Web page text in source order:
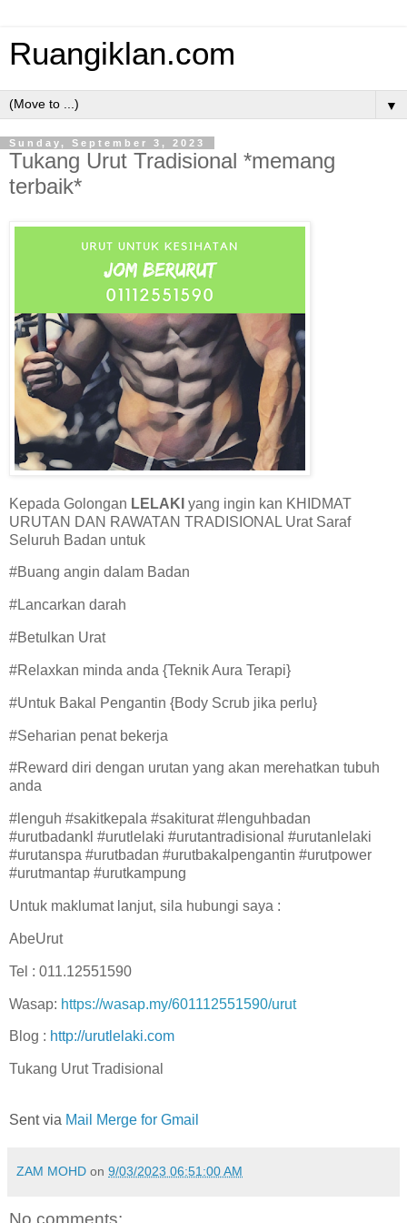
Ruangiklan.com
▼
Sunday, September 3, 2023
Tukang Urut Tradisional *memang
terbaik*
Kepada Golongan LELAKI yang ingin kan KHIDMAT
URUTAN DAN RAWATAN TRADISIONAL Urat Saraf
Seluruh Badan untuk
#Buang angin dalam Badan
#Lancarkan darah
#Betulkan Urat
#Relaxkan minda anda {Teknik Aura Terapi}
#Untuk Bakal Pengantin {Body Scrub jika perlu}
#Seharian penat bekerja
#Reward diri dengan urutan yang akan merehatkan tubuh
anda
#lenguh #sakitkepala #sakiturat #lenguhbadan
#urutbadankl #urutlelaki #urutantradisional #urutanlelaki
#urutanspa #urutbadan #urutbakalpengantin #urutpower
#urutmantap #urutkampung
Untuk maklumat lanjut, sila hubungi saya :
AbeUrut
Tel : 011.12551590
Wasap: https://wasap.my/601112551590/urut
Blog : http://urutlelaki.com
Tukang Urut Tradisional
Sent via Mail Merge for Gmail
ZAM MOHD on 9/03/2023 06:51:00 AM
No comments: